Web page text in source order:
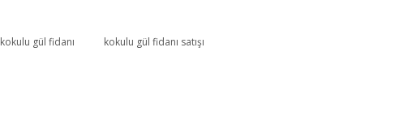
kokulu gül fidanı
kokulu gül fidanı satışı